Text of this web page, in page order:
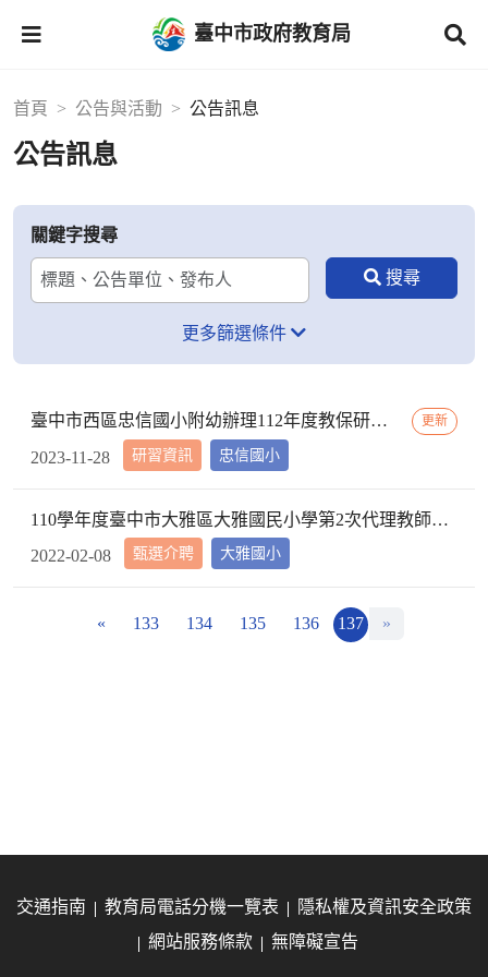
臺中市政府教育局
首頁 公告與活動 公告訊息
公告訊息
關鍵字搜尋
更多篩選條件
研習資訊
臺中市西區忠信國小附幼辦理112年度教保研習─ 「嬰幼用藥安全~就是「藥」你好好的」，請鼓勵貴校(園)教保服務人員踴躍參加 更新
忠信國小
2023-11-28
甄選介聘
110學年度臺中市大雅區大雅國民小學第2次代理教師甄選第2次招考結果公告
大雅國小
2022-02-08
« 133 134 135 136 137 »
交通指南 教育局電話分機一覽表
隱私權及資訊安全政策
網站服務條款
無障礙宣告